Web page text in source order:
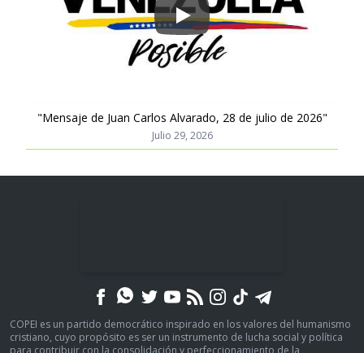
Play
"Mensaje de Juan Carlos Alvarado, 28 de julio de 2026"
Julio 29, 2026
COPEI es un partido democrático inspirado en los valores del humanismo
cristiano, cuyo propósito es ser un instrumento de lucha social y política